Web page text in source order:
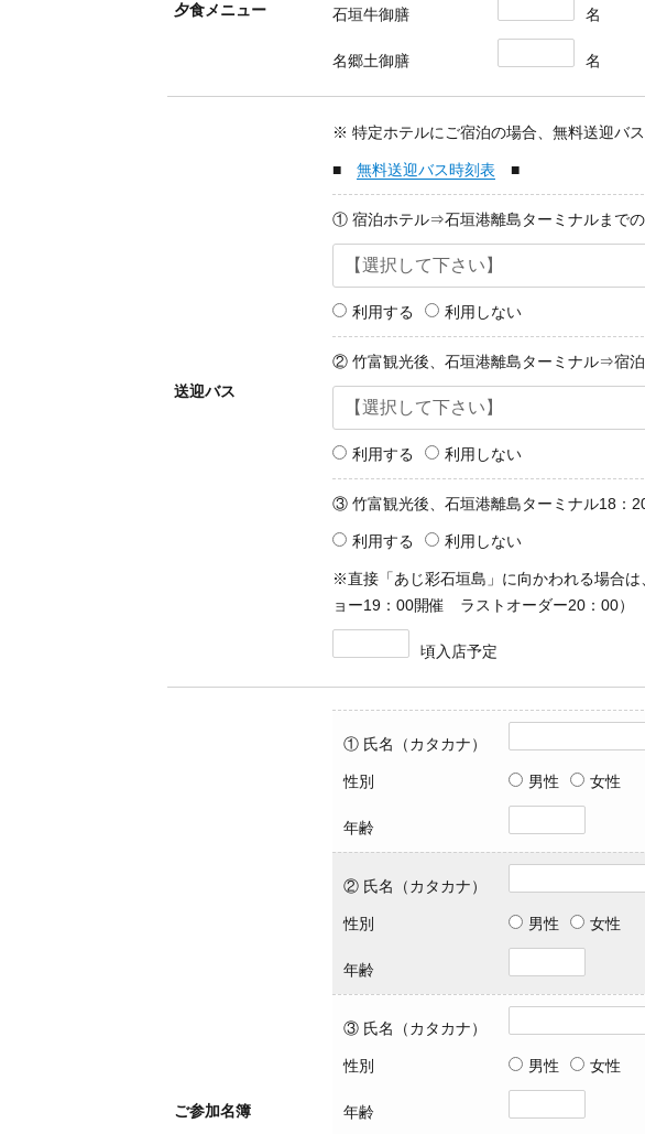
夕食メニュー 石垣牛御膳 名
名郷土御膳 名
送迎バス
※ 特定ホテルにご宿泊の場合、無料送迎バス
■ 無料送迎バス時刻表 ■
① 宿泊ホテル⇒石垣港離島ターミナルまでの
利用する 利用しない
② 竹富観光後、石垣港離島ターミナル⇒宿
利用する 利用しない
③ 竹富観光後、石垣港離島ターミナル18：
利用する 利用しない
※直接「あじ彩石垣島」に向かわれる場合
ョー19：00開催 ラストオーダー20：00）
頃入店予定
ご参加名簿
① 氏名（カタカナ）
性別 男性 女性
年齢
② 氏名（カタカナ）
性別 男性 女性
年齢
③ 氏名（カタカナ）
性別 男性 女性
年齢